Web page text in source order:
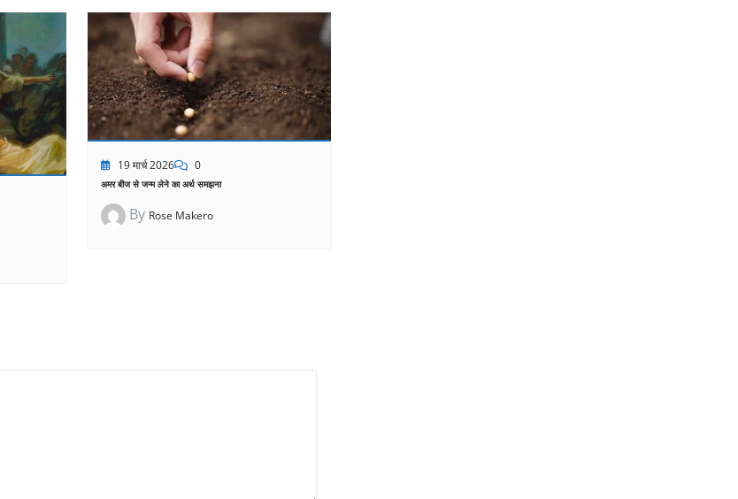
19 मार्च 2026 0
अमर बीज से जन्म लेने का अर्थ समझना
By Rose Makero